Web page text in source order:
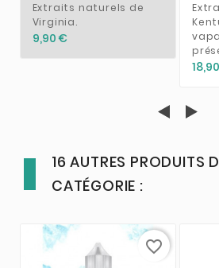
Extraits naturels de
Virginia.
9,90 €
16 AUTRES PRODUITS
CATÉGORIE :
favorite_border